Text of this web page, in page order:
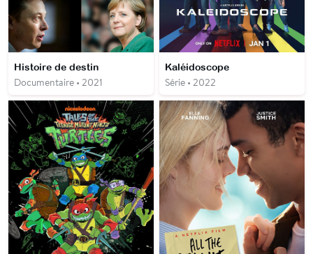
Histoire de destin
Documentaire • 2021
Kaléidoscope
Série • 2022